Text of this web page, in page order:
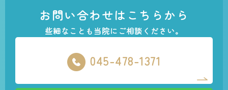
お問い合わせはこちらから
些細なことも当院にご相談ください。
045-478-1371